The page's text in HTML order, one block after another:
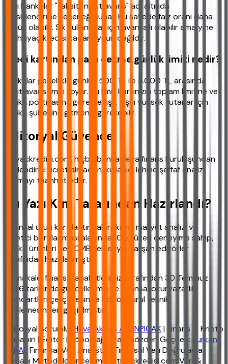
Bazı bankalar "taksitli nakit avans" adı altında
taksitlendirme seçeneği sunar. Bu sayede faiz oranı daha
düşük olabilir. Sık kullanıcılar için avantajlı olabilir ama yine
de ihtiyaç kredisi kadar uygun değildir.
Kredi kartından para çekme günlük limiti nedir?
Bankalar genellikle günlük 500 TL ile 5.000 TL arasında
nakit avans limiti koyar. Bu limit kartınızın toplam limitine ve
banka politikasına göre değişir. Aşırı yüksek tutarlar için
banka şubesine gitmeniz gerekebilir.
Editoryal Güvence
ihtiyackredisi.com, hiçbir banka veya finans kuruluşundan
yönlendirici ücret almadan, kullanıcı lehine şeffaf analiz
sunmayı taahhüt eder.
Bu Yazı Kim Tarafından Hazırlandı?
Finansal ürün karşılaştırmaları, kredi maliyet analizi ve
tüketici borçlanması alanında 10 yıl üzeri deneyime sahip,
banka ürünleri ve TCMB verileriyle çalışan editörler
tarafından hazırlanmıştır.
Bu makale, finansal analistlerimiz tarafından 30 Temmuz
2026 tarihinde güncellenmiş ve finansal okuryazarlık
standartları çerçevesinde Editör Kurul teknik
incelemesinden geçirilmiştir.
Editoryal Sorumlu:
Hava Akbaş ALTINPIÇAK| Finans & Kripto
Muhabiri | Editör | Röportaj Yazarı Gözden Geçiren:
Furkan
YAKA | Finansal Veri Analisti & Finansal Veri Doğrulama
Uzmanı Metodoloji inceleme: ihtiyackredisi.com Veri &